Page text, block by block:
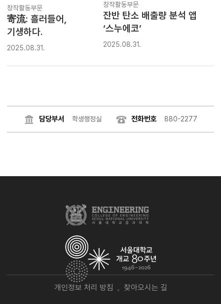
창작활동부문
寄流: 흘러들어,
기생하다.
2025.08.31.
창작활동부문
잔반 탄소 배출량 분석 앱
‘스누에코’
2025.08.31.
담당부서 학생행정실 전화번호 880-2277
개인정보 처리 방침 찾아오시는 길